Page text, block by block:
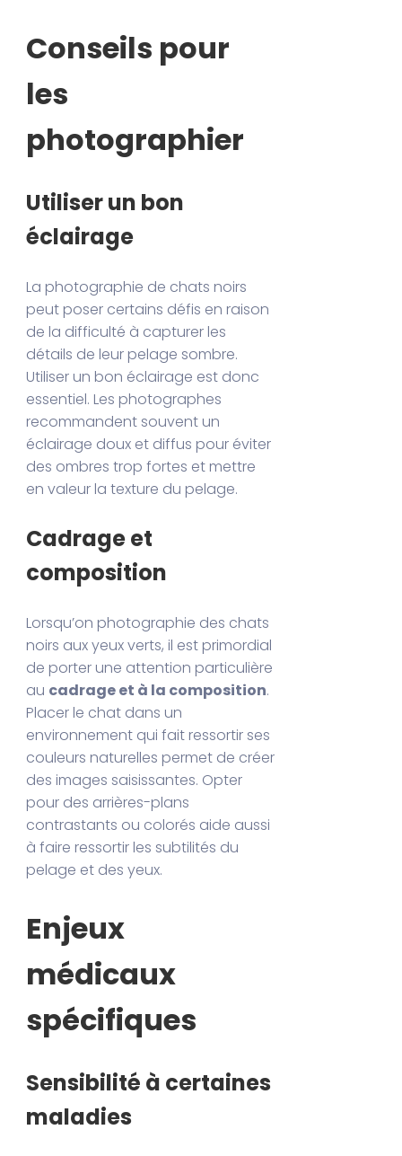
Conseils pour
les
photographier
Utiliser un bon
éclairage
La photographie de chats noirs
peut poser certains défis en raison
de la difficulté à capturer les
détails de leur pelage sombre.
Utiliser un bon éclairage est donc
essentiel. Les photographes
recommandent souvent un
éclairage doux et diffus pour éviter
des ombres trop fortes et mettre
en valeur la texture du pelage.
Cadrage et
composition
Lorsqu’on photographie des chats
noirs aux yeux verts, il est primordial
de porter une attention particulière
au cadrage et à la composition.
Placer le chat dans un
environnement qui fait ressortir ses
couleurs naturelles permet de créer
des images saisissantes. Opter
pour des arrières-plans
contrastants ou colorés aide aussi
à faire ressortir les subtilités du
pelage et des yeux.
Enjeux
médicaux
spécifiques
Sensibilité à certaines
maladies